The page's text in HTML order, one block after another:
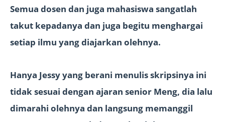
Semua dosen dan juga mahasiswa sangatlah
takut kepadanya dan juga begitu menghargai
setiap ilmu yang diajarkan olehnya.
Hanya Jessy yang berani menulis skripsinya ini
tidak sesuai dengan ajaran senior Meng, dia lalu
dimarahi olehnya dan langsung memanggil